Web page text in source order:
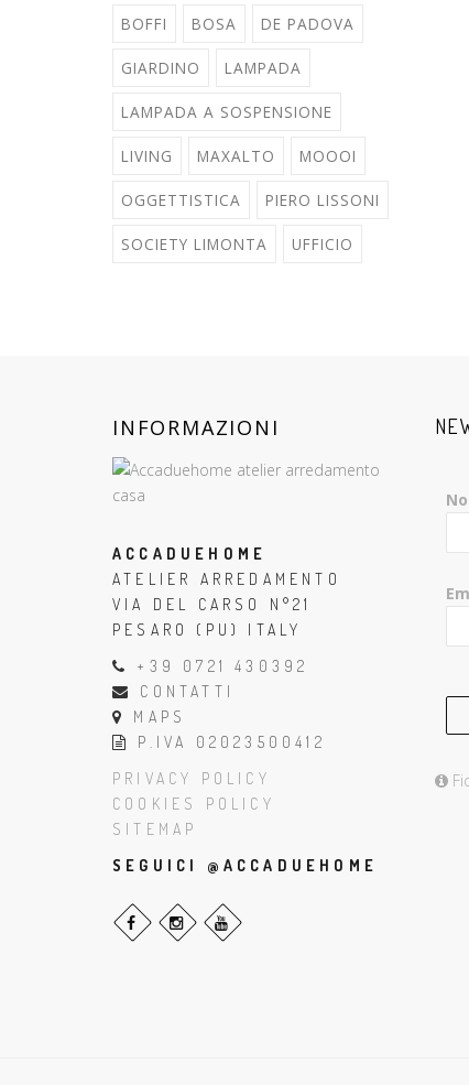
BOFFI BOSA DE PADOVA
GIARDINO LAMPADA
LAMPADA A SOSPENSIONE
LIVING MAXALTO MOOOI
OGGETTISTICA PIERO LISSONI
SOCIETY LIMONTA UFFICIO
INFORMAZIONI
ACCADUEHOME
ATELIER ARREDAMENTO
VIA DEL CARSO N°21
PESARO (PU) ITALY
+39 0721 430392
CONTATTI
MAPS
P.IVA 02023500412
PRIVACY POLICY
COOKIES POLICY
SITEMAP
SEGUICI @ACCADUEHOME